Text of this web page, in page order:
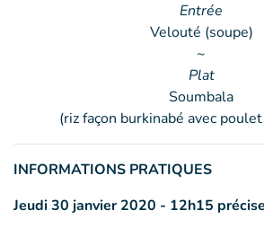
Entrée
Velouté (soupe)
~
Plat
Soumbala
(riz façon burkinabé avec
INFORMATIONS PRATIQUES
Jeudi 30 janvier 2020 - 12h15